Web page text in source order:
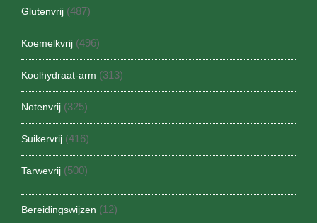
Glutenvrij (487)
Koemelkvrij (496)
Koolhydraat-arm (313)
Notenvrij (325)
Suikervrij (416)
Tarwevrij (500)
Bereidingswijzen (12)